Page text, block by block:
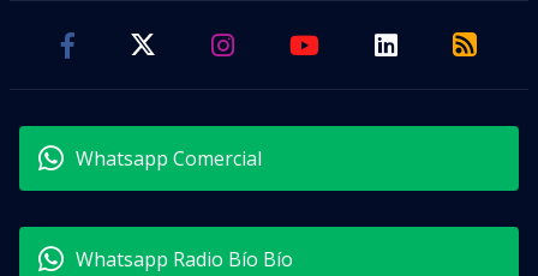
Whatsapp Comercial
Whatsapp Radio Bío Bío